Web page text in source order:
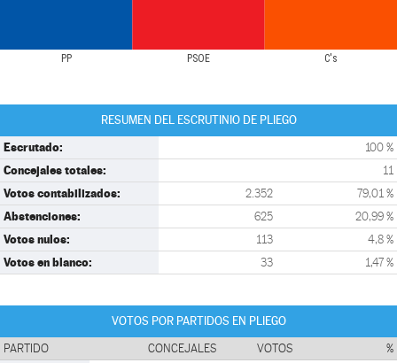
PP PSOE C's
RESUMEN DEL ESCRUTINIO DE PLIEGO
Escrutado: 100 %
Concejales totales: 11
Votos contabilizados: 2.352 79,01 %
Abstenciones: 625 20,99 %
Votos nulos: 113 4,8 %
Votos en blanco: 33 1,47 %
VOTOS POR PARTIDOS EN PLIEGO
PARTIDO CONCEJALES VOTOS %